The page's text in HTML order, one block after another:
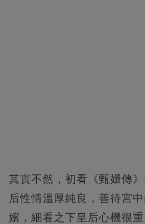
其實不然， 初看《甄嬛傳
后性情溫厚純良，善待宮
嬪，細看之下皇后心機很